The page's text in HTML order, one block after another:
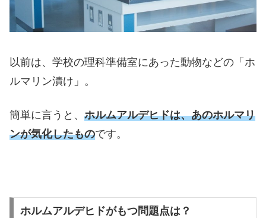
以前は、学校の理科準備室にあった動物などの「ホ
ルマリン漬け」。
簡単に言うと、 ホルムアルデヒドは、あのホルマリ
ンが気化したものです。
ホルムアルデヒドがもつ問題点は？